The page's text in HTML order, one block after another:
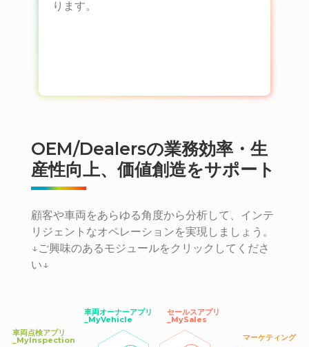
ります。
OEM/Dealersの業務効率・生
産性向上、価値創造をサポート
顧客や車両をあらゆる角度から分析して、インテ
リジェントなオペレーションを実現しましょう。
↓ご興味のあるモジュールをクリックしてくださ
い↓
車両点検アプリ
_MyInspection
車両オーナーアプリ
_MyVehicle
セールスアプリ
_MySales
マーケティング